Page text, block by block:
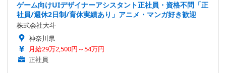
ゲーム向けUIデザイナーアシスタント正社員・資格不問「正
社員/週休2日制/育休実績あり」アニメ・マンガ好き歓迎
株式会社大斗
神奈川県
月給29万2,500円～54万円
正社員